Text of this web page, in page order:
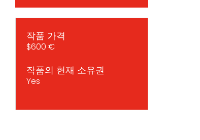
작품 가격
$600 €
작품의 현재 소유권
Yes